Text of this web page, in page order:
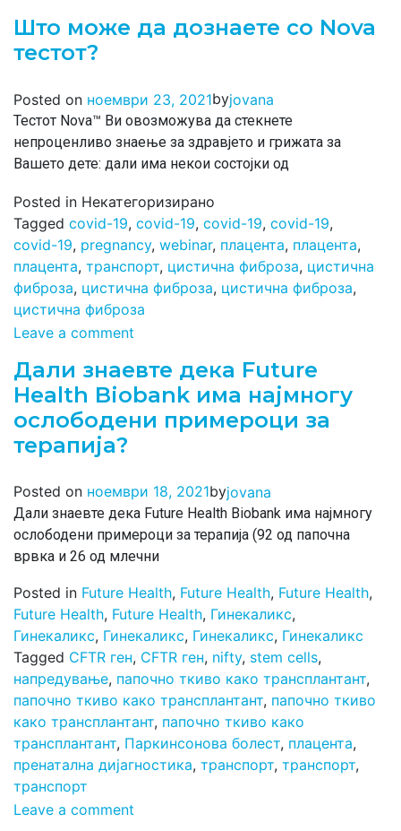
Што може да дознаете со Nova
тестот?
Posted on ноември 23, 2021byjovana
Тестот Nova™ Ви овозможува да стекнете
непроценливо знаење за здравјето и грижата за
Вашето дете: дали има некои состојки од
Posted in Некатегоризирано
Tagged covid-19, covid-19, covid-19, covid-19,
covid-19, pregnancy, webinar, плацента, плацента,
плацента, транспорт, цистична фиброза, цистична
фиброза, цистична фиброза, цистична фиброза,
цистична фиброза
Leave a comment
Дали знаевте дека Future
Health Biobank има најмногу
ослободени примероци за
терапија?
Posted on ноември 18, 2021byjovana
Дали знаевте дека Future Health Biobank има најмногу
ослободени примероци за терапија (92 од папочна
врвка и 26 од млечни
Posted in Future Health, Future Health, Future Health,
Future Health, Future Health, Гинекаликс,
Гинекаликс, Гинекаликс, Гинекаликс, Гинекаликс
Tagged CFTR ген, CFTR ген, nifty, stem cells,
напредување, папочно ткиво како трансплантант,
папочно ткиво како трансплантант, папочно ткиво
како трансплантант, папочно ткиво како
трансплантант, Паркинсонова болест, плацента,
пренатална дијагностика, транспорт, транспорт,
транспорт
Leave a comment